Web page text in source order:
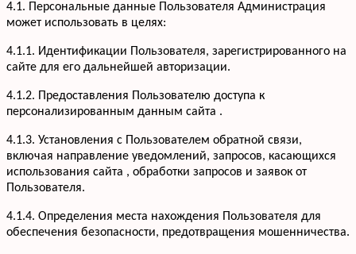
4.1. Персональные данные Пользователя Администрация
может использовать в целях:
4.1.1. Идентификации Пользователя, зарегистрированного на
сайте для его дальнейшей авторизации.
4.1.2. Предоставления Пользователю доступа к
персонализированным данным сайта .
4.1.3. Установления с Пользователем обратной связи,
включая направление уведомлений, запросов, касающихся
использования сайта , обработки запросов и заявок от
Пользователя.
4.1.4. Определения места нахождения Пользователя для
обеспечения безопасности, предотвращения мошенничества.